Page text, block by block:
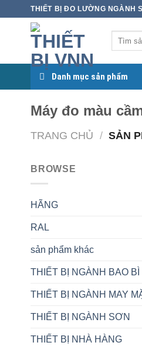
THIẾT BỊ ĐO LƯỜNG NGÀNH
Danh mục sản phẩm
Máy đo màu
TRANG CHỦ / SẢN
BROWSE
HÃNG
RAL
sản phẩm khác
THIẾT BỊ NGÀNH BAO BÌ
THIẾT BỊ NGÀNH MAY
THIẾT BỊ NGÀNH SƠN
THIẾT BỊ NHÀ HÀNG